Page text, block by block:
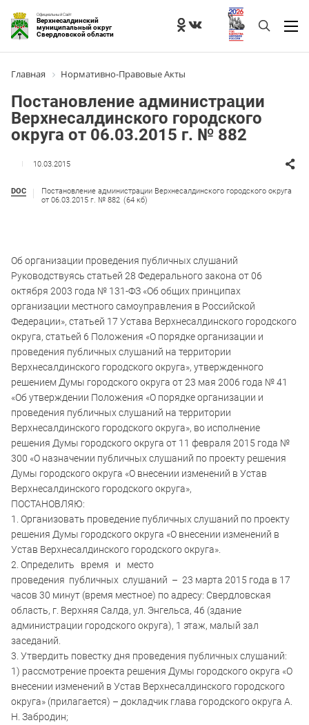
Официальный Сайт
Верхнесалдинский
муниципальный округ
Свердловской области
Главная Нормативно-Правовые Акты
Постановление администрации
Верхнесалдинского городского
округа от 06.03.2015 г. № 882
10.03.2015
DOC
Постановление администрации Верхнесалдинского городского округа
от 06.03.2015 г. № 882 (64 кб)
Об организации проведения публичных слушаний
Руководствуясь статьей 28 Федерального закона от 06
октября 2003 года № 131-ФЗ «Об общих принципах
организации местного самоуправления в Российской
Федерации», статьей 17 Устава Верхнесалдинского городского
округа, статьей 6 Положения «О порядке организации и
проведения публичных слушаний на территории
Верхнесалдинского городского округа», утвержденного
решением Думы городского округа от 23 мая 2006 года № 41
«Об утверждении Положения «О порядке организации и
проведения публичных слушаний на территории
Верхнесалдинского городского округа», во исполнение
решения Думы городского округа от 11 февраля 2015 года №
300 «О назначении публичных слушаний по проекту решения
Думы городского округа «О внесении изменений в Устав
Верхнесалдинского городского округа»,
ПОСТАНОВЛЯЮ:
1. Организовать проведение публичных слушаний по проекту
решения Думы городского округа «О внесении изменений в
Устав Верхнесалдинского городского округа».
2. Определить время и место
проведения публичных слушаний – 23 марта 2015 года в 17
часов 30 минут (время местное) по адресу: Свердловская
область, г. Верхняя Салда, ул. Энгельса, 46 (здание
администрации городского округа), 1 этаж, малый зал
заседаний.
3. Утвердить повестку дня проведения публичных слушаний:
1) рассмотрение проекта решения Думы городского округа «О
внесении изменений в Устав Верхнесалдинского городского
округа» (прилагается) – докладчик глава городского округа А.
Н. Забродин;